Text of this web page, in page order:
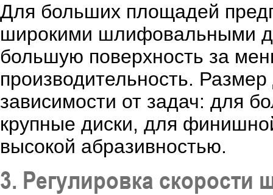
Для больших площадей
широкими шлифовальными
большую поверхность за
производительность.
зависимости от задач: для
крупные диски, для
высокой абразивностью.
3. Регулировка скорости